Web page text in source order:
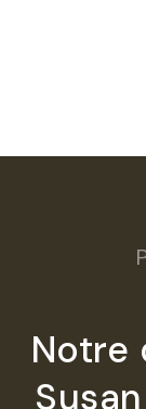
Notre